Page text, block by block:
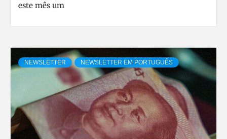
este mês um
NEWSLETTER NEWSLETTER EM PORTUGUÊS